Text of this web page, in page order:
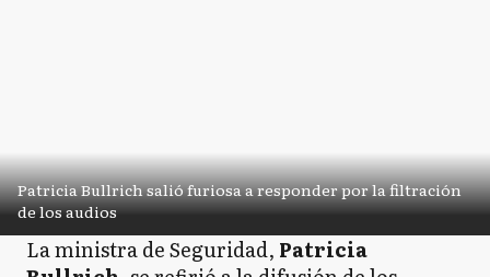
Patricia Bullrich salió furiosa a responder por la filtración
de los audios
La ministra de Seguridad, Patricia